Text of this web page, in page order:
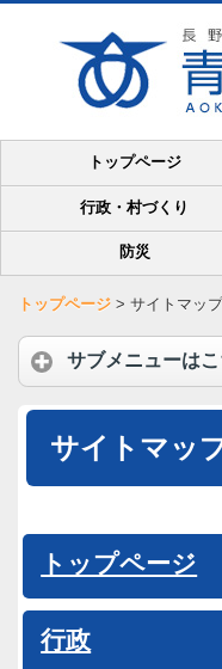
トップページ
行政・村づくり
防災
トップページ > サイトマップ
サブメニューは
サイトマッ
トップページ
行政